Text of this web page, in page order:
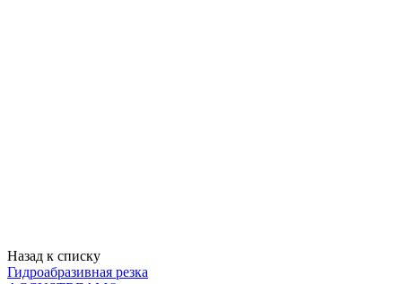
Назад к списку
Гидроабразивная резка